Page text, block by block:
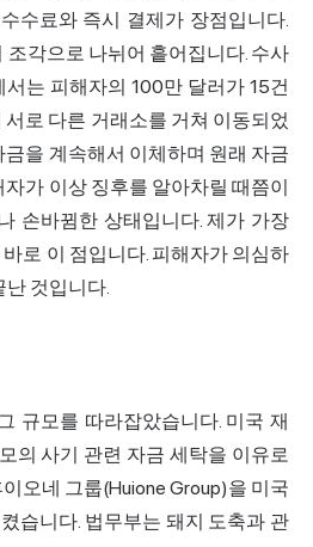
수료와 즉시 결제가 장점입니다.
조각으로 나뉘어 흩어집니다. 수사
는 피해자의 100만 달러가 15건
서로 다른 거래소를 거쳐 이동되었
을 계속해서 이체하며 원래 자금
가 이상 징후를 알아차릴 때쯤이
손바뀜한 상태입니다. 제가 가장
로 이 점입니다. 피해자가 의심하
난 것입니다.
규모를 따라잡았습니다. 미국 재
의 사기 관련 자금 세탁을 이유로
오네 그룹(Huione Group)을 미국
습니다. 법무부는 돼지 도축과 관